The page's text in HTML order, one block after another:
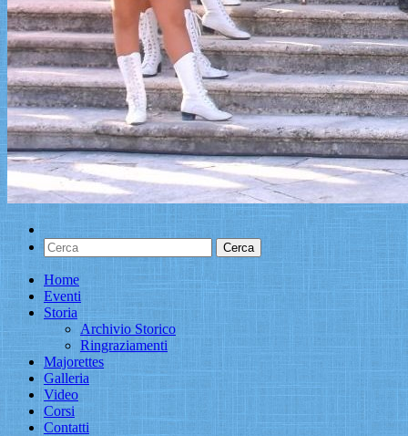
Home
Eventi
Storia
Archivio Storico
Ringraziamenti
Majorettes
Galleria
Video
Corsi
Contatti